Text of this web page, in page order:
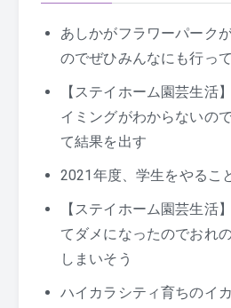
あしかがフラワーパーク
のでぜひみんなにも行っ
【ステイホーム園芸生活
イミングがわからないの
て結果を出す
2021年度、学生をやるこ
【ステイホーム園芸生活
てダメになったのでおれ
しまいそう
ハイカラシティ育ちのイ